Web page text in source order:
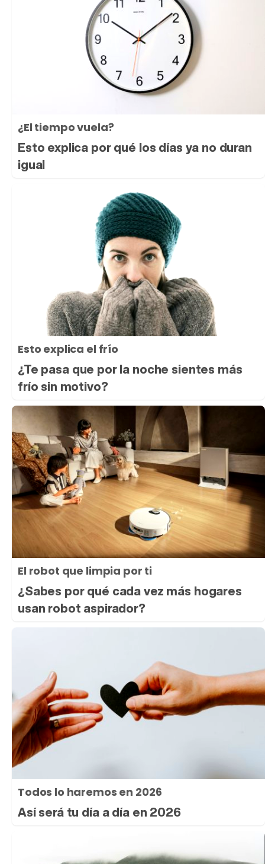
¿El tiempo vuela?
Esto explica por qué los días ya no duran
igual
Esto explica el frío
¿Te pasa que por la noche sientes más
frío sin motivo?
El robot que limpia por ti
¿Sabes por qué cada vez más hogares
usan robot aspirador?
Todos lo haremos en 2026
Así será tu día a día en 2026